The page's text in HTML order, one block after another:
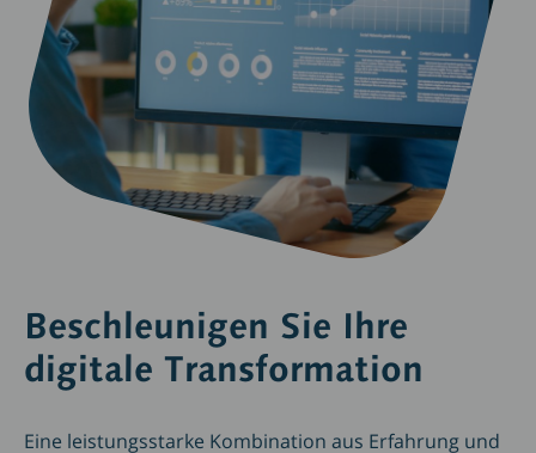
Beschleunigen Sie Ihre
digitale Transformation
Eine leistungsstarke Kombination aus Erfahrung und